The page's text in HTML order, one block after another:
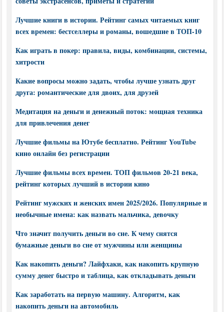
Лучшие книги в истории. Рейтинг самых читаемых книг
всех времен: бестселлеры и романы, вошедшие в ТОП-10
Как играть в покер: правила, виды, комбинации, системы,
хитрости
Какие вопросы можно задать, чтобы лучше узнать друг
друга: романтические для двоих, для друзей
Медитация на деньги и денежный поток: мощная техника
для привлечения денег
Лучшие фильмы на Ютубе бесплатно. Рейтинг YouTube
кино онлайн без регистрации
Лучшие фильмы всех времен. ТОП фильмов 20-21 века,
рейтинг которых лучший в истории кино
Рейтинг мужских и женских имен 2025/2026. Популярные и
необычные имена: как назвать мальчика, девочку
Что значит получить деньги во сне. К чему снятся
бумажные деньги во сне от мужчины или женщины
Как накопить деньги? Лайфхаки, как накопить крупную
сумму денег быстро и таблица, как откладывать деньги
Как заработать на первую машину. Алгоритм, как
накопить деньги на автомобиль